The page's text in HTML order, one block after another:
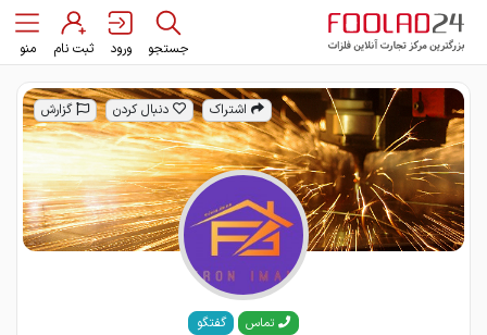
جستجو ورود ثبت نام منو
اشتراک دنبال کردن گزارش
تماس گفتگو